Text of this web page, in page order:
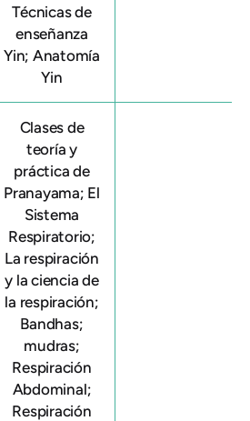
Técnicas de
enseñanza
Yin; Anatomía
Yin
Clases de
teoría y
práctica de
Pranayama; El
Sistema
Respiratorio;
La respiración
y la ciencia de
la respiración;
Bandhas;
mudras;
Respiración
Abdominal;
Respiración